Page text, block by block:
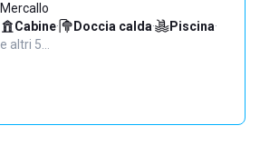
Mercallo
Cabine· Doccia calda· Piscina·
e altri 5…